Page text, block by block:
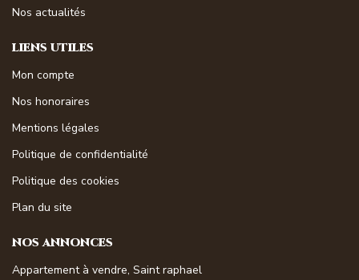
Nos actualités
LIENS UTILES
Mon compte
Nos honoraires
Mentions légales
Politique de confidentialité
Politique des cookies
Plan du site
NOS ANNONCES
Appartement à vendre, Saint raphael